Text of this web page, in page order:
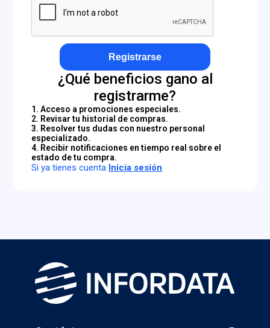
Registrarse
¿Qué beneficios gano al
registrarme?
1. Acceso a promociones especiales.
2. Revisar tu historial de compras.
3. Resolver tus dudas con nuestro personal
especializado.
4. Recibir notificaciones en tiempo real sobre el
estado de tu compra.
Si ya tienes cuenta Inicia sesión